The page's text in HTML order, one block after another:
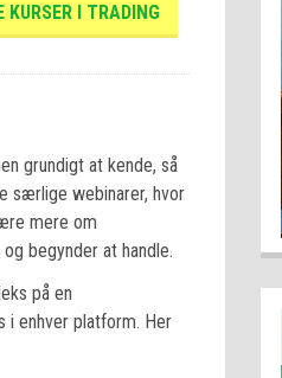
KURSER I TRADING
grundigt at kende, så
særlige webinarer, hvor
mere om
begynder at handle.
på en
i enhver platform. Her